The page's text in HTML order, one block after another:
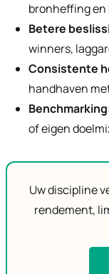
bronheffing en
Betere
winners,
Consistente
handhaven
of eigen
Uw discipline
rendement,